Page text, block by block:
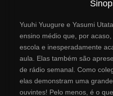
Yuuhi Yuugure e Yasumi
ensino médio que, por
escola e inesperadamente
aula. Elas também são
de rádio semanal. Como
elas demonstram uma
ouvintes! Pelo menos, é o